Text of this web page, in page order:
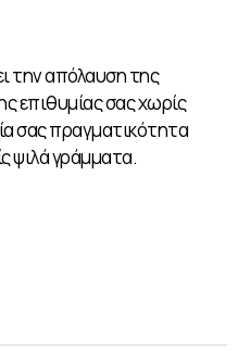
την απόλαυση της
επιθυμίας σας χωρίς
σας πραγματικότητα
ψιλά γράμματα.